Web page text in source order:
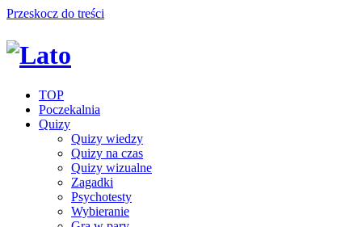
Przeskocz do treści
TOP
Poczekalnia
Quizy
Quizy wiedzy
Quizy na czas
Quizy wizualne
Zagadki
Psychotesty
Wybieranie